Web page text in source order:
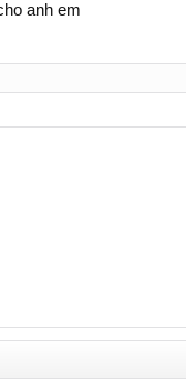
anh em